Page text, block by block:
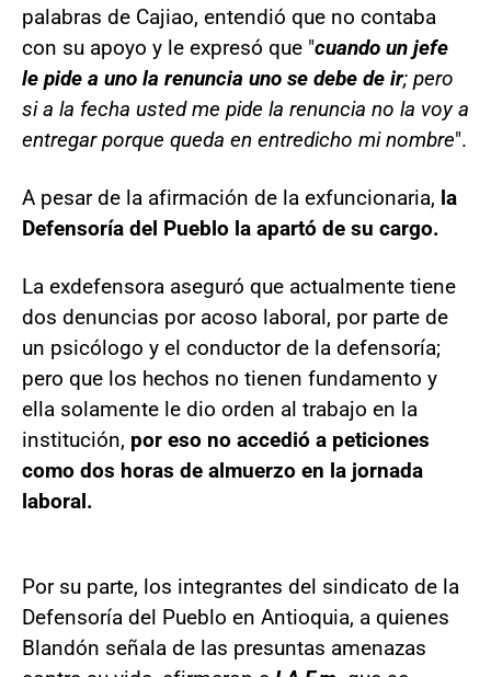
palabras de Cajiao, entendió que no contaba
con su apoyo y le expresó que "cuando un jefe
le pide a uno la renuncia uno se debe de ir; pero
si a la fecha usted me pide la renuncia no la voy a
entregar porque queda en entredicho mi nombre".
A pesar de la afirmación de la exfuncionaria, la
Defensoría del Pueblo la apartó de su cargo.
La exdefensora aseguró que actualmente tiene
dos denuncias por acoso laboral, por parte de
un psicólogo y el conductor de la defensoría;
pero que los hechos no tienen fundamento y
ella solamente le dio orden al trabajo en la
institución, por eso no accedió a peticiones
como dos horas de almuerzo en la jornada
laboral.
Por su parte, los integrantes del sindicato de la
Defensoría del Pueblo en Antioquia, a quienes
Blandón señala de las presuntas amenazas